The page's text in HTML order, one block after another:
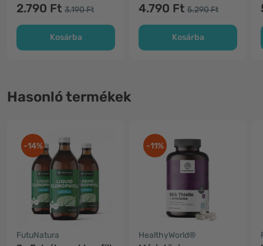
2.790 Ft 3.190 Ft
Kosárba
4.790 Ft 5.290 Ft
Kosárba
Hasonló termékek
-14%
FutuNatura
-11%
HealthyWorld®